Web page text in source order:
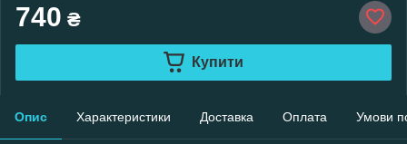
740 ₴
Купити
Опис Характеристики Доставка Оплата Умови